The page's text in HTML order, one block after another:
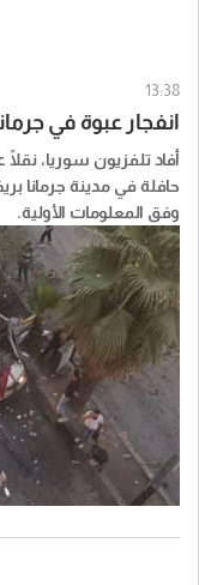
13:38
انفجار عبوة في
أفاد تلفزيون سوريا،
حافلة في مدينة
وفق المعلومات الأولية.